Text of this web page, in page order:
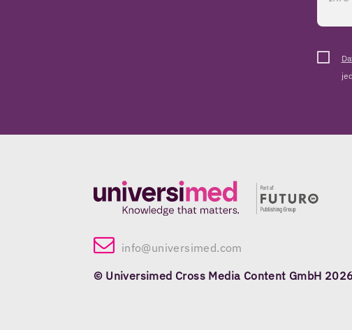
info@universimed.com
© Universimed Cross Media Content GmbH